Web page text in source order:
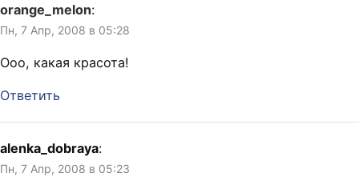
orange_melon:
Пн, 7 Апр, 2008 в 05:28
Ооо, какая красота!
Ответить
alenka_dobraya:
Пн, 7 Апр, 2008 в 05:23